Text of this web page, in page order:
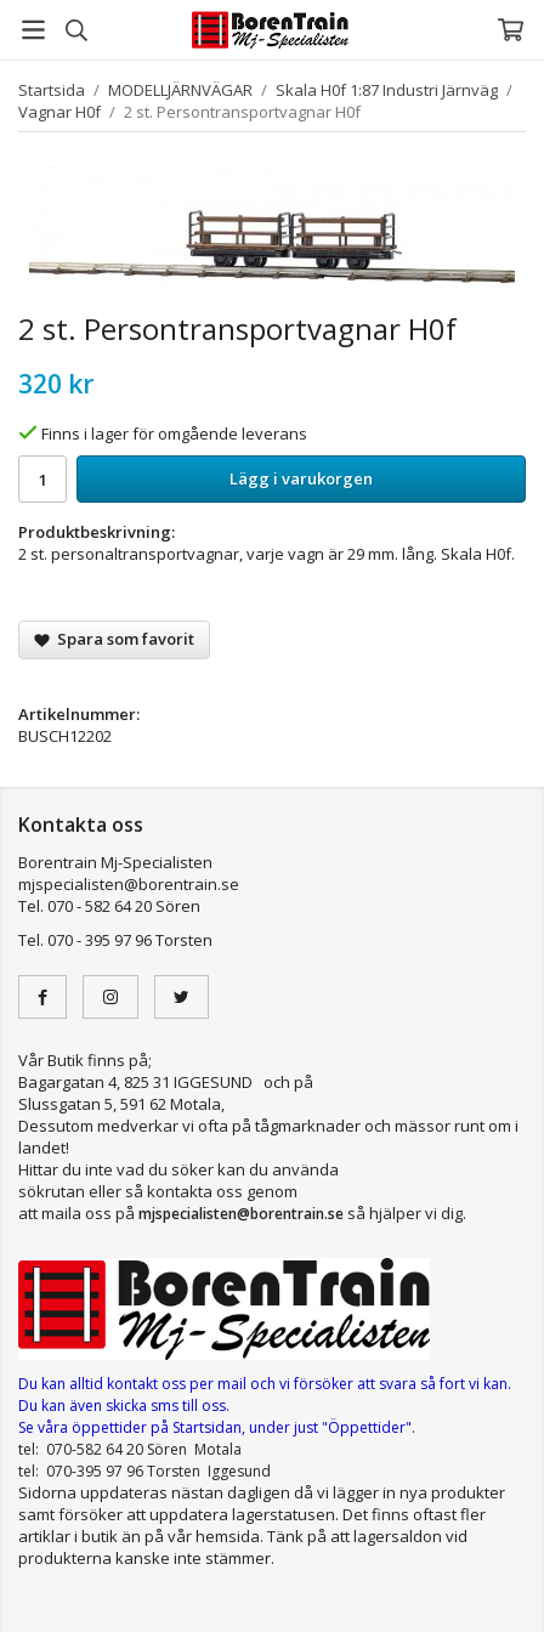
Startsida / MODELLJÄRNVÄGAR / Skala H0f 1:87 Industri Järnväg /
Vagnar H0f / 2 st. Persontransportvagnar H0f
2 st. Persontransportvagnar H0f
320 kr
Finns i lager för omgående leverans
Lägg i varukorgen
Produktbeskrivning:
2 st. personaltransportvagnar, varje vagn är 29 mm. lång. Skala H0f.
Spara som favorit
Artikelnummer:
BUSCH12202
Kontakta oss
Borentrain Mj-Specialisten
mjspecialisten@borentrain.se
Tel. 070 - 582 64 20 Sören
Tel. 070 - 395 97 96 Torsten
Vår Butik finns på;
Bagargatan 4, 825 31 IGGESUND och på
Slussgatan 5, 591 62 Motala,
Dessutom medverkar vi ofta på tågmarknader och mässor runt om i
landet!
Hittar du inte vad du söker kan du använda
sökrutan eller så kontakta oss genom
att maila oss på mjspecialisten@borentrain.se så hjälper vi dig.
Du kan alltid kontakt oss per mail och vi försöker att svara så fort vi kan.
Du kan även skicka sms till oss.
Se våra öppettiderpå Startsidan, under just "Öppettider".
tel: 070-582 64 20 Sören Motala
tel: 070-395 97 96 Torsten Iggesund
Sidorna uppdateras nästan dagligen då vi lägger in nya produkter
samt försöker att uppdatera lagerstatusen. Det finns oftast fler
artiklar i butik än på vår hemsida. Tänk på att lagersaldon vid
produkterna kanske inte stämmer.